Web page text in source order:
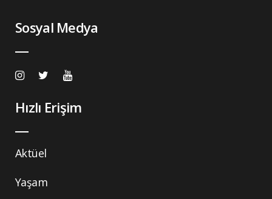
Sosyal Medya
Hızlı Erişim
Aktüel
Yaşam